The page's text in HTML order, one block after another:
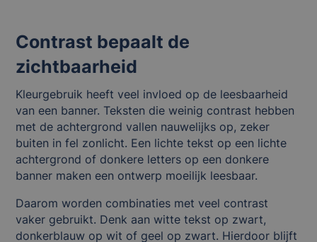
Contrast bepaalt de
zichtbaarheid
Kleurgebruik heeft veel invloed op de leesbaarheid
van een banner. Teksten die weinig contrast hebben
met de achtergrond vallen nauwelijks op, zeker
buiten in fel zonlicht. Een lichte tekst op een lichte
achtergrond of donkere letters op een donkere
banner maken een ontwerp moeilijk leesbaar.
Daarom worden combinaties met veel contrast
vaker gebruikt. Denk aan witte tekst op zwart,
donkerblauw op wit of geel op zwart. Hierdoor blijft